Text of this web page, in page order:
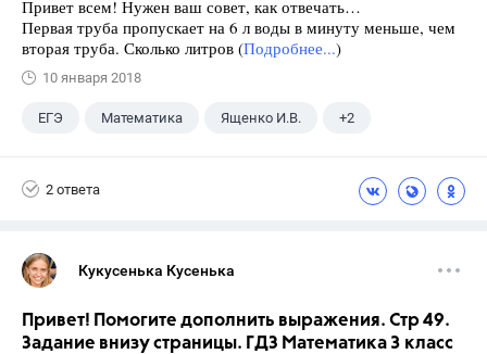
Привет всем! Нужен ваш совет, как отвечать…
Первая труба пропускает на 6 л воды в минуту меньше, чем
вторая труба. Сколько литров (Подробнее...)
10 января 2018
ЕГЭ Математика Ященко И.В. +2
2 ответа
Кукусенька Кусенька
Привет! Помогите дополнить выражения. Стр 49.
Задание внизу страницы. ГДЗ Математика 3 класс